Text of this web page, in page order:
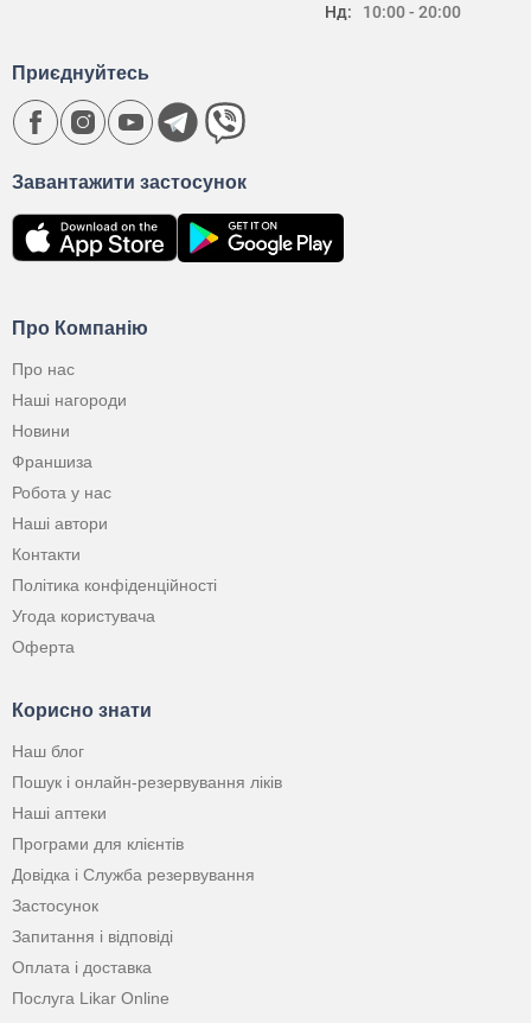
Нд:
10:00 - 20:00
Про Компанію
Про нас
Наші нагороди
Новини
Франшиза
Робота у нас
Наші автори
Контакти
Політика конфіденційності
Угода користувача
Оферта
Корисно знати
Наш блог
Пошук і онлайн-резервування ліків
Наші аптеки
Програми для клієнтів
Довідка і Служба резервування
Застосунок
Запитання і відповіді
Оплата і доставка
Послуга Likar Online
Завантажити застосунок
Приєднуйтесь